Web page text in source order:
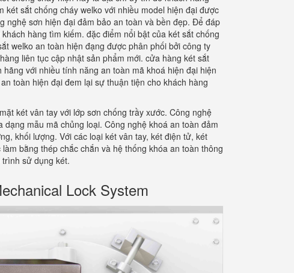
sắt chống cháy welko với nhiều model hiện đại được
nghệ sơn hiện đại đảm bảo an toàn và bền đẹp. Để đáp
hàng tìm kiếm. đặc điểm nổi bật của két sắt chống
welko an toàn hiện đạng được phân phối bởi công ty
liên tục cập nhật sản phẩm mới. cửa hàng két sắt
với nhiều tính năng an toàn mã khoá hiện đại hiện
toàn hiện đại đem lại sự thuận tiện cho khách hàng
két vân tay với lớp sơn chống trầy xước. Công nghệ
mẫu mã chủng loại. Công nghệ khoá an toàn đảm
khối lượng. Với các loại két vân tay, két điện tử, két
bằng thép chắc chắn và hệ thống khóa an toàn thông
sử dụng két.
Lock System